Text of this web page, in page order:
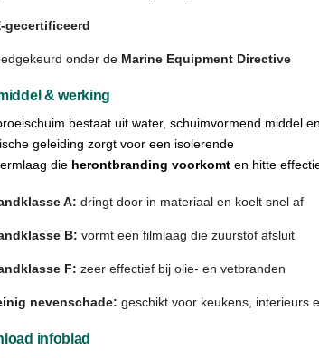
gecertificeerd
onder de Marine Equipment Directive
& werking
bestaat uit water, schuimvormend middel
geleiding zorgt voor een isolerende
die herontbranding voorkomt en hitte
A: dringt door in materiaal en koelt snel af
B: vormt een filmlaag die zuurstof afsluit
F: zeer effectief bij olie- en vetbranden
nevenschade: geschikt voor keukens, interieurs
infoblad